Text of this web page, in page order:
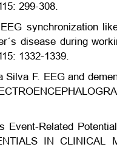
299-308.
synchronization
disease during
1332-1339.
Silva F. EEG and
Event-Related
IN CLINICAL